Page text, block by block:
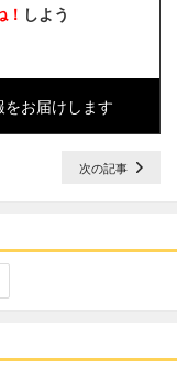
！ しよう
お届けします
次の記事